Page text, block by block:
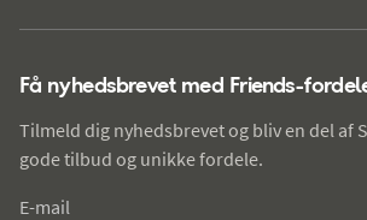
Få nyhedsbrevet med Friends-
Tilmeld dig nyhedsbrevet og bliv en del af
gode tilbud og unikke fordele.
E-mail